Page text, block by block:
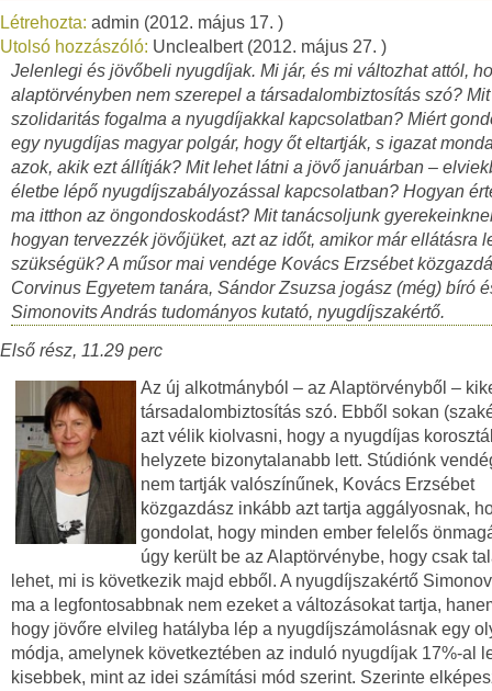
Létrehozta: admin (2012. május 17. )
Utolsó hozzászóló: Unclealbert (2012. május 27. )
Jelenlegi és jövőbeli nyugdíjak. Mi jár, és mi változhat attól,
alaptörvényben nem szerepel a társadalombiztosítás szó?
szolidaritás fogalma a nyugdíjakkal kapcsolatban? Miért
egy nyugdíjas magyar polgár, hogy őt eltartják, s igazat
azok, akik ezt állítják? Mit lehet látni a jövő januárban –
életbe lépő nyugdíjszabályozással kapcsolatban? Hogyan
ma itthon az öngondoskodást? Mit tanácsoljunk
hogyan tervezzék jövőjüket, azt az időt, amikor már ellátásra
szükségük? A műsor mai vendége Kovács Erzsébet
Corvinus Egyetem tanára, Sándor Zsuzsa jogász (még) bíró
Simonovits András tudományos kutató, nyugdíjszakértő.
Első rész, 11.29 perc
Az új alkotmányból – az Alaptörvényből –
társadalombiztosítás szó. Ebből sokan
azt vélik kiolvasni, hogy a nyugdíjas
helyzete bizonytalanabb lett. Stúdiónk
nem tartják valószínűnek, Kovács Erzsébet
közgazdász inkább azt tartja aggályosnak,
gondolat, hogy minden ember felelős
úgy került be az Alaptörvénybe, hogy csak
lehet, mi is következik majd ebből. A nyugdíjszakértő
ma a legfontosabbnak nem ezeket a változásokat tartja,
hogy jövőre elvileg hatályba lép a nyugdíjszámolásnak egy
módja, amelynek következtében az induló nyugdíjak 17%-al
kisebbek, mint az idei számítási mód szerint. Szerinte